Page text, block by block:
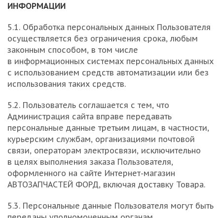
ИНФОРМАЦИИ
5.1. Обработка персональных данных Пользователя
осуществляется без ограничения срока, любым
законным способом, в том числе
в информационных системах персональных данных
с использованием средств автоматизации или без
использования таких средств.
5.2. Пользователь соглашается с тем, что
Администрация сайта вправе передавать
персональные данные третьим лицам, в частности,
курьерским службам, организациями почтовой
связи, операторам электросвязи, исключительно
в целях выполнения заказа Пользователя,
оформленного на сайте Интернет-магазин
АВТОЗАПЧАСТЕЙ ФОРД, включая доставку Товара.
5.3. Персональные данные Пользователя могут быть